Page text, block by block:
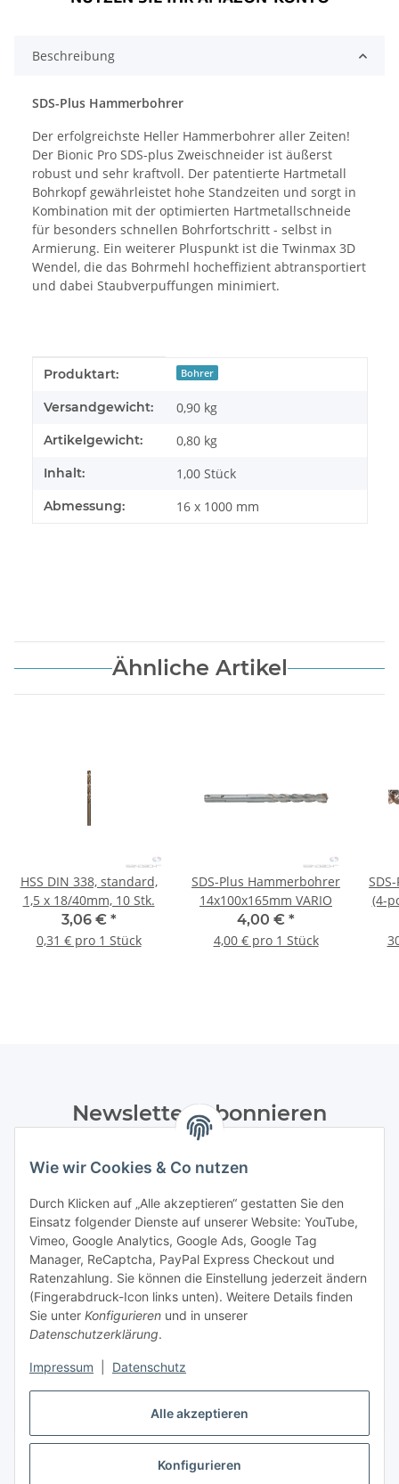
Alle akzeptieren
Konfigurieren
Wie wir Cookies & Co nutzen
Durch Klicken auf „Alle akzeptieren“ gestatten Sie den
Einsatz folgender Dienste auf unserer Website: YouTube,
Vimeo, Google Analytics, Google Ads, Google Tag
Manager, ReCaptcha, PayPal Express Checkout und
Ratenzahlung. Sie können die Einstellung jederzeit ändern
(Fingerabdruck-Icon links unten). Weitere Details finden
Sie unter Konfigurieren und in unserer
Datenschutzerklärung.
Impressum Datenschutz
Beschreibung
SDS-Plus Hammerbohrer
Der erfolgreichste Heller Hammerbohrer aller Zeiten!
Der Bionic Pro SDS-plus Zweischneider ist äußerst
robust und sehr kraftvoll. Der patentierte Hartmetall
Bohrkopf gewährleistet hohe Standzeiten und sorgt in
Kombination mit der optimierten Hartmetallschneide
für besonders schnellen Bohrfortschritt - selbst in
Armierung. Ein weiterer Pluspunkt ist die Twinmax 3D
Wendel, die das Bohrmehl hocheffizient abtransportiert
und dabei Staubverpuffungen minimiert.
Produkteigenschaft
Wert
Produktart: Bohrer
Versandgewicht: 0,90 kg
Artikelgewicht: 0,80 kg
Inhalt: 1,00 Stück
Abmessung: 16 x 1000 mm
Ähnliche Artikel
HSS DIN 338, standard,
1,5 x 18/40mm, 10 Stk.
3,06 € *
0,31 € pro 1 Stück
SDS-Plus Hammerbohrer
14x100x165mm VARIO
4,00 € *
4,00 € pro 1 Stück
(4-
Newsletter Abonnieren
Datenschutzerklärungregelmäßig und jederzeit widerruflich
Abonnieren
Informationen
Gesetzliche Informationen
Vertrag widerrufen